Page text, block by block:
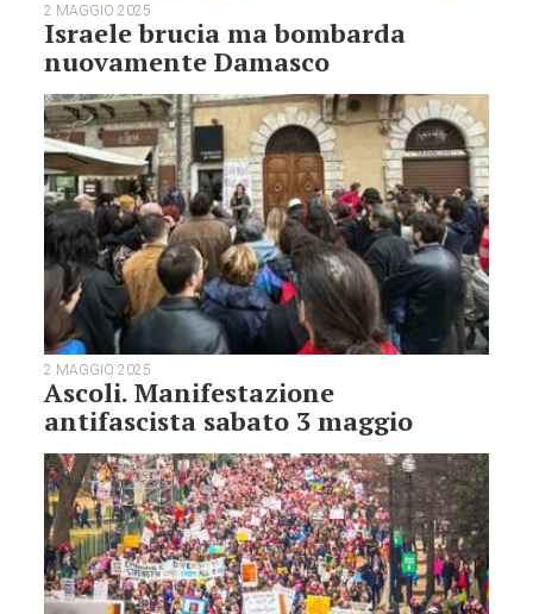
2 MAGGIO 2025
Israele brucia ma bombarda
nuovamente Damasco
2 MAGGIO 2025
Ascoli. Manifestazione
antifascista sabato 3 maggio